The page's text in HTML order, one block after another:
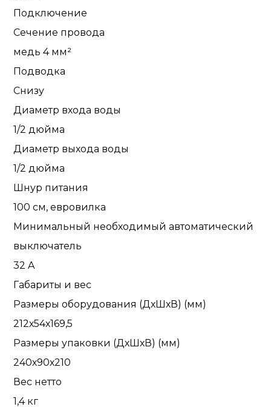
Подключение
Сечение провода
медь 4 мм²
Подводка
Снизу
Диаметр входа воды
1/2 дюйма
Диаметр выхода воды
1/2 дюйма
Шнур питания
100 см, евровилка
Минимальный необходимый автоматический
выключатель
32 A
Габариты и вес
Размеры оборудования (ДхШхВ) (мм)
212х54х169,5
Размеры упаковки (ДхШхВ) (мм)
240х90х210
Вес нетто
1,4 кг